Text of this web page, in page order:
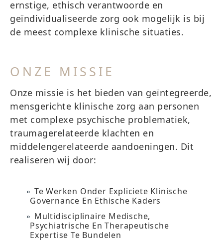
ernstige, ethisch verantwoorde en
geïndividualiseerde zorg ook mogelijk is bij
de meest complexe klinische situaties.
ONZE MISSIE
Onze missie is het bieden van geïntegreerde,
mensgerichte klinische zorg aan personen
met complexe psychische problematiek,
traumagerelateerde klachten en
middelengerelateerde aandoeningen. Dit
realiseren wij door:
Te Werken Onder Expliciete Klinische
Governance En Ethische Kaders
Multidisciplinaire Medische,
Psychiatrische En Therapeutische
Expertise Te Bundelen